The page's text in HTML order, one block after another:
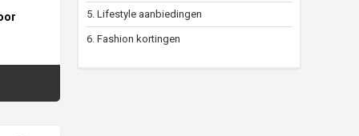
5. Lifestyle aanbiedingen
6. Fashion kortingen